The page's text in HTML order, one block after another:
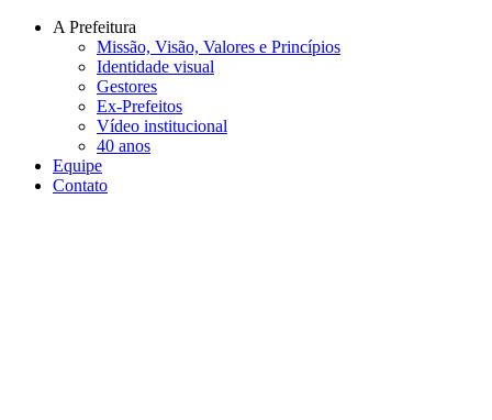
Conteúdo principal
A Prefeitura
Missão, Visão, Valores e Princípios
Identidade visual
Gestores
Ex-Prefeitos
Vídeo institucional
40 anos
Equipe
Contato